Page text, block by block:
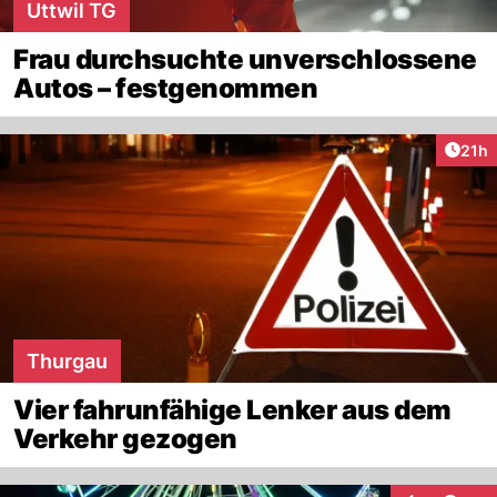
Uttwil TG
Frau durchsuchte unverschlossene
Autos – festgenommen
21h
Thurgau
Vier fahrunfähige Lenker aus dem
Verkehr gezogen